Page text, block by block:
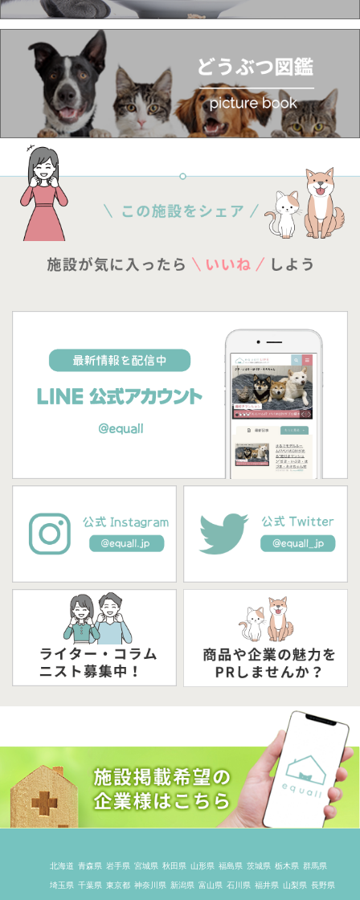
北海道 青森県 岩手県 宮城県 秋田県 山形県 福島県 茨城県 栃木県 群馬県
埼玉県 千葉県 東京都 神奈川県 新潟県 富山県 石川県 福井県 山梨県 長野県